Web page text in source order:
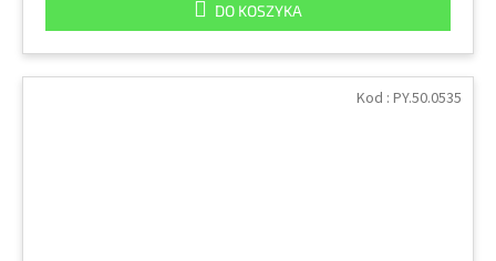
DO KOSZYKA
Kod : PY.50.0535